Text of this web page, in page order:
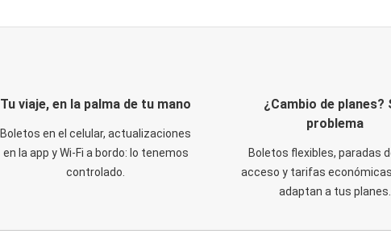
Tu viaje, en la palma de tu mano
Boletos en el celular, actualizaciones
en la app y Wi-Fi a bordo: lo tenemos
controlado.
¿Cambio de planes?
problema
Boletos flexibles, paradas
acceso y tarifas
adaptan a tus planes.